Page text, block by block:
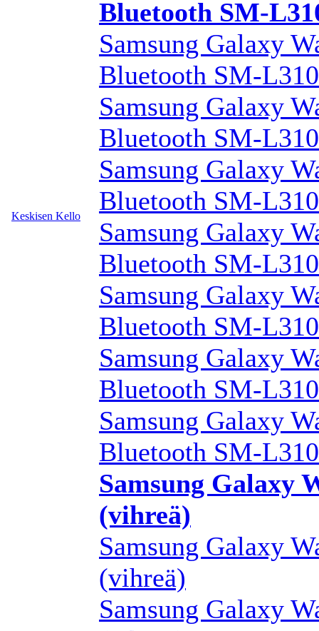
Keskisen Kello
Bluetooth SM-
Samsung Galaxy
Bluetooth SM-
Samsung Galaxy
Bluetooth SM-
Samsung Galaxy
Bluetooth SM-
Samsung Galaxy
Bluetooth SM-
Samsung Galaxy
Bluetooth SM-
Samsung Galaxy
Bluetooth SM-
Samsung Galaxy
Bluetooth SM-
Samsung Galaxy
(vihreä)
Samsung Galaxy
(vihreä)
Samsung Galaxy